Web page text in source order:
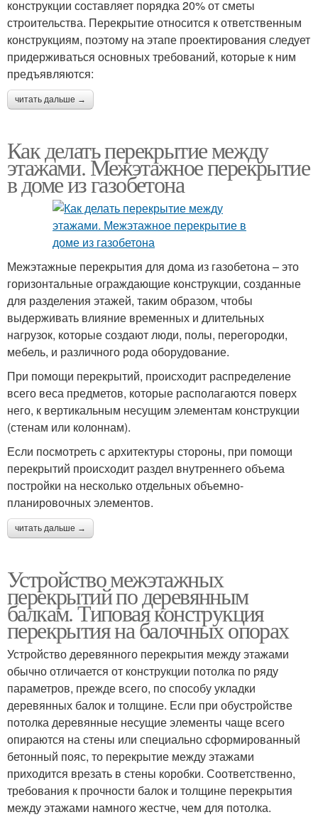
конструкции составляет порядка 20% от сметы
строительства. Перекрытие относится к ответственным
конструкциям, поэтому на этапе проектирования следует
придерживаться основных требований, которые к ним
предъявляются:
читать дальше →
Как делать перекрытие между
этажами. Межэтажное перекрытие
в доме из газобетона
Межэтажные перекрытия для дома из газобетона – это
горизонтальные ограждающие конструкции, созданные
для разделения этажей, таким образом, чтобы
выдерживать влияние временных и длительных
нагрузок, которые создают люди, полы, перегородки,
мебель, и различного рода оборудование.
При помощи перекрытий, происходит распределение
всего веса предметов, которые располагаются поверх
него, к вертикальным несущим элементам конструкции
(стенам или колоннам).
Если посмотреть с архитектуры стороны, при помощи
перекрытий происходит раздел внутреннего объема
постройки на несколько отдельных объемно-
планировочных элементов.
читать дальше →
Устройство межэтажных
перекрытий по деревянным
балкам. Типовая конструкция
перекрытия на балочных опорах
Устройство деревянного перекрытия между этажами
обычно отличается от конструкции потолка по ряду
параметров, прежде всего, по способу укладки
деревянных балок и толщине. Если при обустройстве
потолка деревянные несущие элементы чаще всего
опираются на стены или специально сформированный
бетонный пояс, то перекрытие между этажами
приходится врезать в стены коробки. Соответственно,
требования к прочности балок и толщине перекрытия
между этажами намного жестче, чем для потолка.